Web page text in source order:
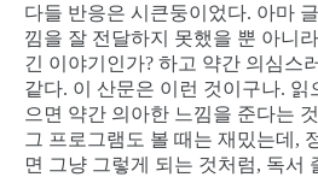
다들 반응은 시큰둥이었다. 아마
낌을 잘 전달하지 못했을 뿐 아니
긴 이야기인가? 하고 약간 의심스
같다. 이 산문은 이런 것이구나. 읽
으면 약간 의아한 느낌을 준다는
그 프로그램도 볼 때는 재밌는데,
면 그냥 그렇게 되는 것처럼, 독서